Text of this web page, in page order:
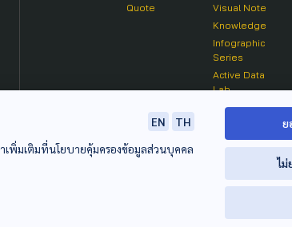
Quote
Visual Note
Knowledge
Infographic
Series
Active Data
Lab
EN
TH
เพิ่มเติมที่นโยบายคุ้มครองข้อมูลส่วนบุคคล
ย
ไม่